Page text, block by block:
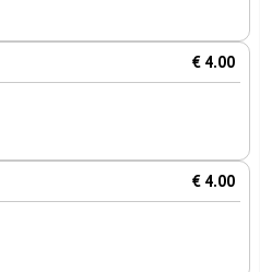
€ 4.00
€ 4.00